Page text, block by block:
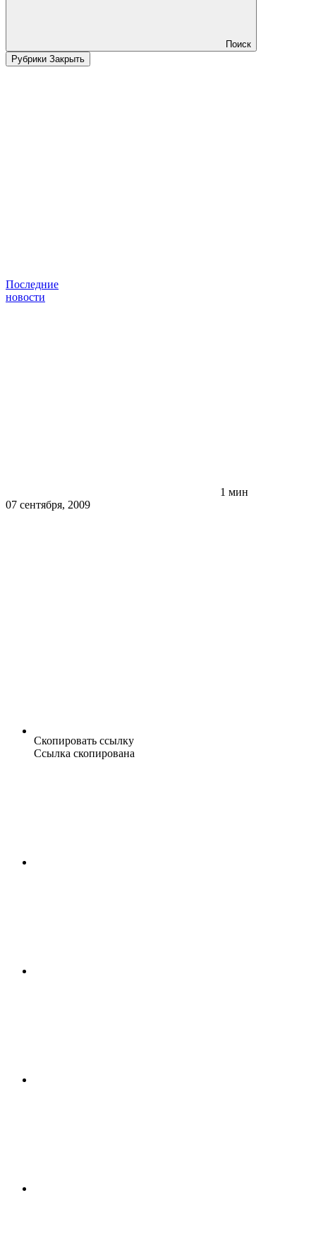
Поиск
Рубрики Закрыть
Последние
новости
1 мин
07 сентября, 2009
Скопировать ссылку
Ссылка скопирована